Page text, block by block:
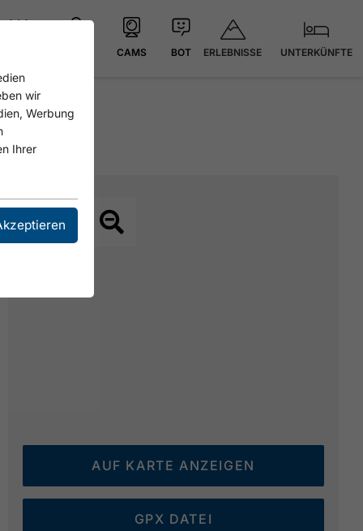
CAMS BOT ERLEBNISSE UNTERKÜNFTE
AUF KARTE ANZEIGEN
GPX DATEI
wir
Werbung
Ihrer